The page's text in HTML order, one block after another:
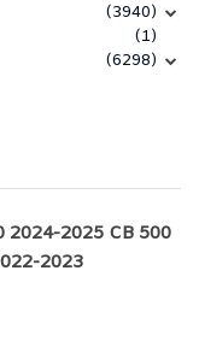
(3940)
(1)
(6298)
2024-2025 CB 500
2023